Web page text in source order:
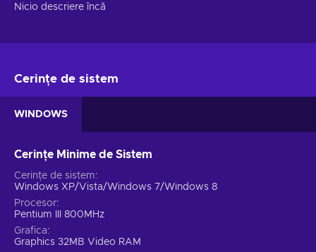
Nicio descriere încă
Cerințe de sistem
WINDOWS
Cerințe Minime de Sistem
Cerințe de sistem
Windows XP/Vista/Windows 7/Windows 8
Procesor
Pentium III 800MHz
Grafica
Graphics 32MB Video RAM